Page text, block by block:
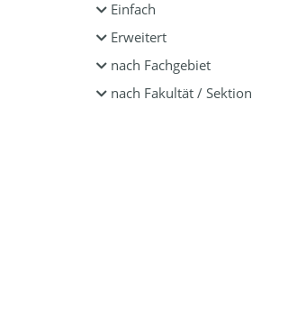
Einfach
Erweitert
nach Fachgebiet
nach Fakultät / Sektion